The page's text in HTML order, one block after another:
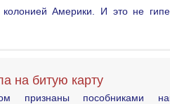
Америки. И это не
на битую карту
признаны пособниками